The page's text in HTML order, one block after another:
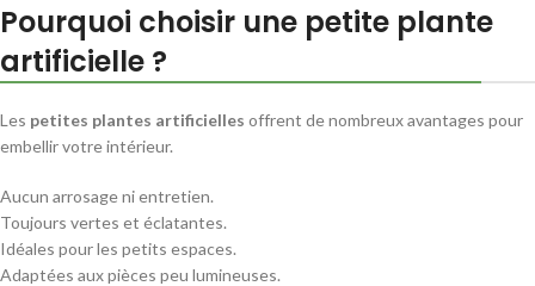
Pourquoi choisir une petite plante
artificielle ?
Les petites plantes artificielles offrent de nombreux avantages pour
embellir votre intérieur.
Aucun arrosage ni entretien.
Toujours vertes et éclatantes.
Idéales pour les petits espaces.
Adaptées aux pièces peu lumineuses.